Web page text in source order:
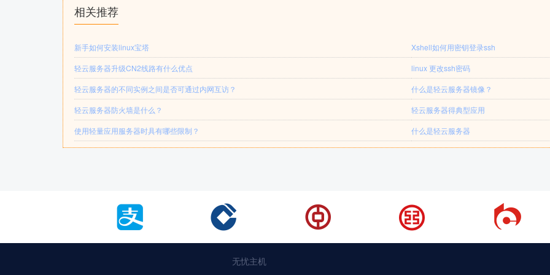
相关推荐
新手如何安装linux宝塔
Xshell如何用密钥登录ssh
轻云服务器升级CN2线路有什么优点
linux 更改ssh密码
轻云服务器的不同实例之间是否可通过内网互访？
什么是轻云服务器镜像？
轻云服务器防火墙是什么？
轻云服务器得典型应用
使用轻量应用服务器时具有哪些限制？
什么是轻云服务器
无忧主机